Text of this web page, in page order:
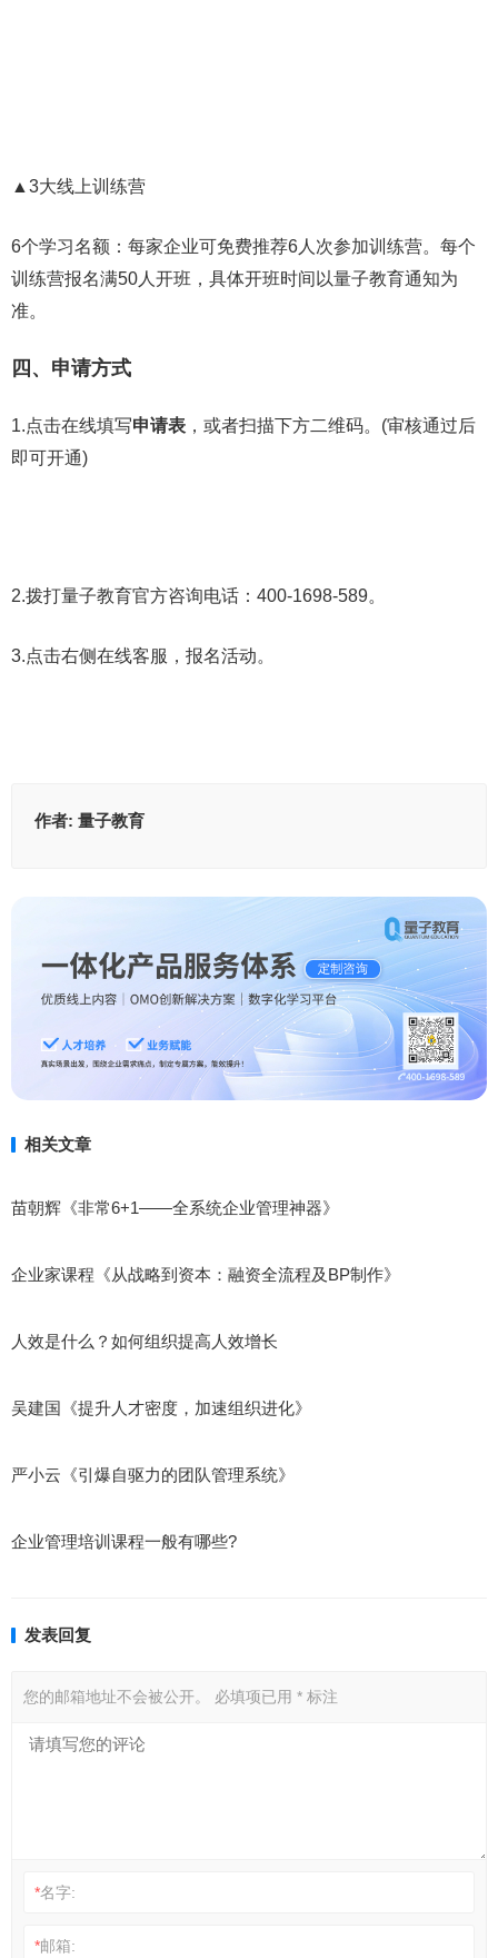
▲3大线上训练营
6个学习名额：每家企业可免费推荐6人次参加训练营。每个
训练营报名满50人开班，具体开班时间以量子教育通知为
准。
四、申请方式
1.点击在线填写申请表 ，或者扫描下方二维码。(审核通过后
即可开通)
2.拨打量子教育官方咨询电话：400-1698-589。
3.点击右侧在线客服，报名活动。
作者: 量子教育
相关文章
苗朝辉《非常6+1——全系统企业管理神器》
企业家课程《从战略到资本：融资全流程及BP制作》
人效是什么？如何组织提高人效增长
吴建国《提升人才密度，加速组织进化》
严小云《引爆自驱力的团队管理系统》
企业管理培训课程一般有哪些?
发表回复
您的邮箱地址不会被公开。 必填项已用 * 标注
*名字:
*邮箱: